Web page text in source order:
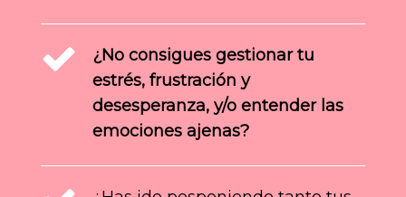
¿No consigues gestionar tu
estrés, frustración y
desesperanza, y/o entender las
emociones ajenas?